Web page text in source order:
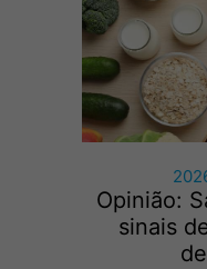
Opinião:
sinais